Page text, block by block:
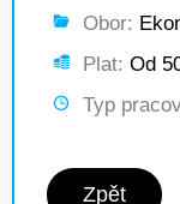
Obor:
Plat: Od
Typ
Zpět